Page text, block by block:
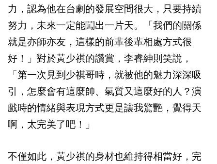
力，認為他在台劇的發展空間很大，只要持續
努力，未來一定能闖出一片天。「我們的關係
就是亦師亦友，這樣的前輩後輩相處方式很
好！」對於黃少祺的讚賞，李睿紳則笑說，
「第一次見到少祺哥時，就被他的魅力深深吸
引，怎麼會有這麼帥、氣質又這麼好的人？演
戲時的情緒與表現方式更是讓我驚艷，覺得天
啊，太完美了吧！」
不僅如此，黃少祺的身材也維持得相當好，完